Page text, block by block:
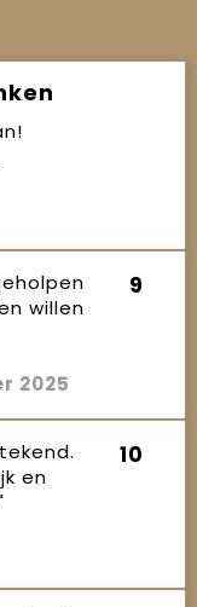
willen
9
2025
en
10